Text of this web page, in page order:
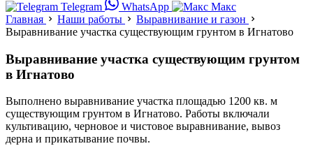
Telegram
WhatsApp
Макс
Главная
Наши работы
Выравнивание и газон
Выравнивание участка существующим грунтом в Игнатово
Выравнивание участка существующим грунтом
в Игнатово
Выполнено выравнивание участка площадью 1200 кв. м
существующим грунтом в Игнатово. Работы включали
культивацию, черновое и чистовое выравнивание, вывоз
дерна и прикатывание почвы.